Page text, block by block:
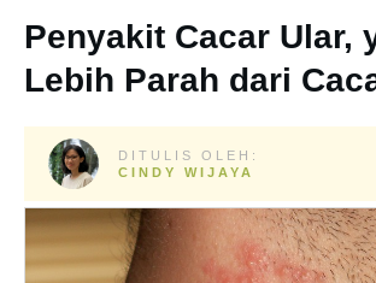
Penyakit Cacar Ular,
Lebih Parah dari
DITULIS OLEH:
CINDY WIJAYA